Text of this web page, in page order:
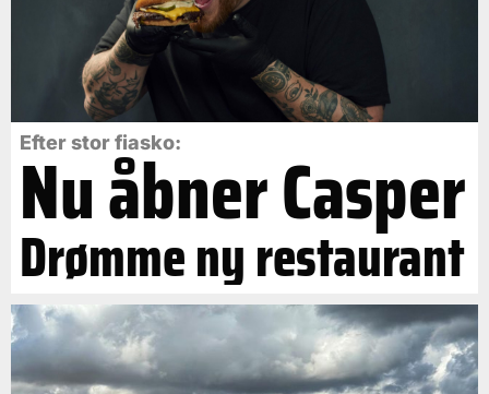
Efter stor fiasko:
Nu åbner Casper
Drømme ny restaurant